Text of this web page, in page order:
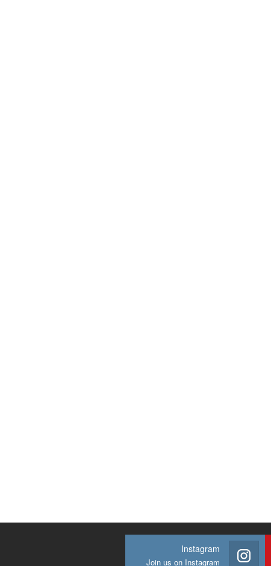
Instagram
Join us on Instagram